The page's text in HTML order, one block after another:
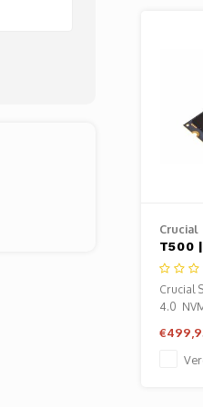
Crucial
T500
SSD |
7.000
6.900
Crucial
4.0